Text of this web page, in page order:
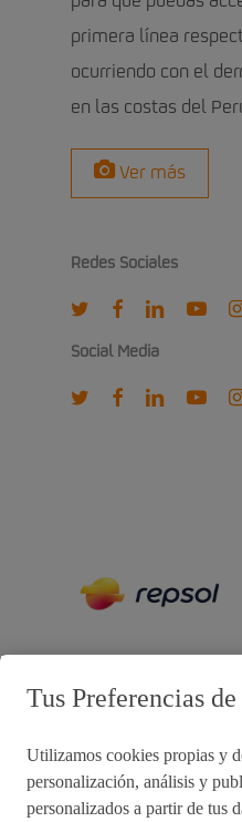
primera línea
ocurriendo con el
en las costas del
Ver más
Redes Sociales
twitterfacebooklinkedin
Social Media
twitterfacebooklinkedin
Acciones
Tus Preferencias
Utilizamos cookies propias y
personalización, análisis y
personalizados a partir de tus